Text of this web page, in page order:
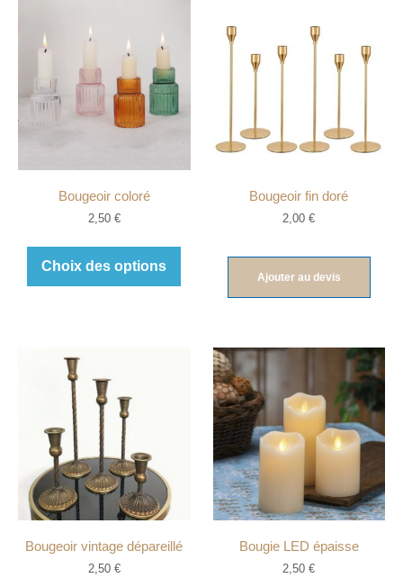
Bougeoir coloré
2,50 €
Choix des options
Bougeoir fin doré
2,00€
Ajouter au devis
Bougeoir vintage dépareillé
2,50 €
Bougie LED épaisse
2,50€